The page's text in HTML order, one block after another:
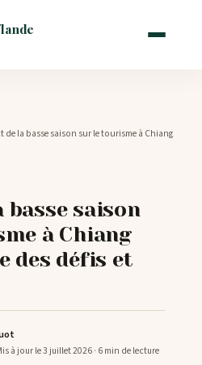
de la basse saison sur le tourisme à Chiang
basse saison
à Chiang
des défis et
à jour le 3 juillet 2026· 6 min de lecture